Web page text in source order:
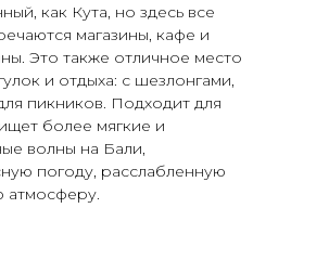
как Кута, но здесь все
магазины, кафе и
Это также отличное место
и отдыха: с шезлонгами,
пикников. Подходит для
более мягкие и
волны на Бали,
погоду, расслабленную
атмосферу.